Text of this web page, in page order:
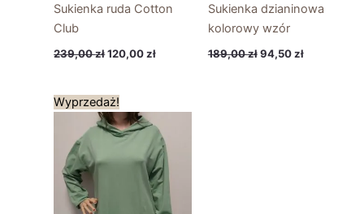
Sukienka ruda Cotton
Club
239,00zł120,00zł
Sukienka dzianinowa
kolorowy wzór
189,00zł94,50zł
Wyprzedaż!Pierwotna
cena
wynosiła:
299,00 zł.
cena
wynosi:
150,00 zł.